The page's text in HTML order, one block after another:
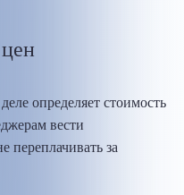
определяет стоимость
вести
переплачивать за